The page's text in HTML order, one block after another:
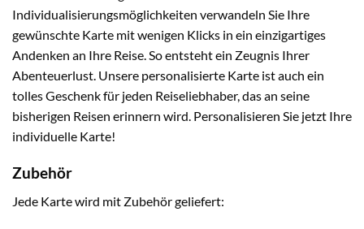
Individualisierungsmöglichkeiten verwandeln Sie Ihre
gewünschte Karte mit wenigen Klicks in ein einzigartiges
Andenken an Ihre Reise. So entsteht ein Zeugnis Ihrer
Abenteuerlust. Unsere personalisierte Karte ist auch ein
tolles Geschenk für jeden Reiseliebhaber, das an seine
bisherigen Reisen erinnern wird. Personalisieren Sie jetzt Ihre
individuelle Karte!
Zubehör
Jede Karte wird mit Zubehör geliefert: